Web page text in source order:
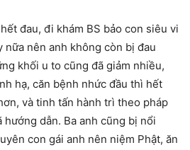
đau, đi khám BS bảo con siêu vi
nữa nên anh không còn bị đau
khối u to cũng đã giảm nhiều,
hạ, căn bệnh nhức đầu thì hết
và tinh tấn hành trì theo pháp
hướng dẫn. Ba anh cũng bị nổi
con gái anh nên niệm Phật, ăn